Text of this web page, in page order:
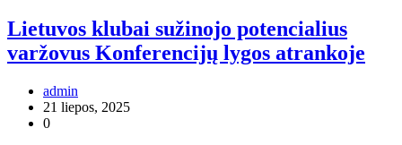
Lietuvos klubai sužinojo potencialius
varžovus Konferencijų lygos atrankoje
admin
21 liepos, 2025
0